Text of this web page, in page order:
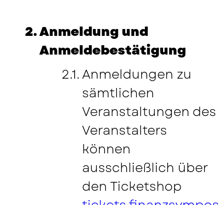
Anmeldung und
Anmeldebestätigung
Anmeldungen zu
sämtlichen
Veranstaltungen des
Veranstalters
können
ausschließlich über
den Ticketshop